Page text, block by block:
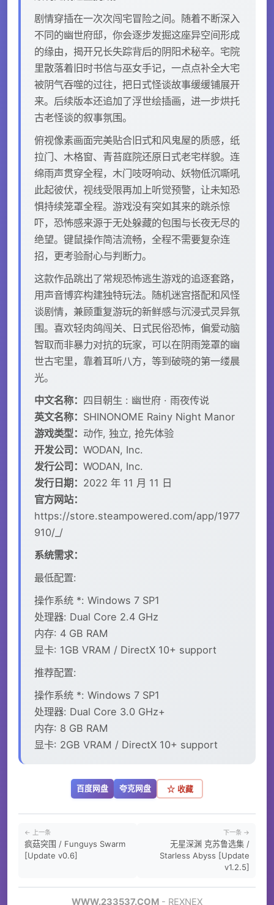
剧情穿插在一次次闯宅冒险之间。随着不断深入
不同的幽世府邸，你会逐步发掘这座异空间形成
的缘由，揭开兄长失踪背后的阴阳术秘辛。宅院
里散落着旧时书信与巫女手记，一点点补全大宅
被阴气吞噬的过往，把日式怪谈故事缓缓铺展开
来。后续版本还追加了浮世绘插画，进一步烘托
古老怪谈的叙事氛围。
俯视像素画面完美贴合旧式和风鬼屋的质感，纸
拉门、木格窗、青苔庭院还原日式老宅样貌。连
绵雨声贯穿全程，木门吱呀响动、妖物低沉嘶吼
此起彼伏，视线受限再加上听觉预警，让未知恐
惧持续笼罩全程。游戏没有突如其来的跳杀惊
吓，恐怖感来源于无处躲藏的包围与长夜无尽的
绝望。键鼠操作简洁流畅，全程不需要复杂连
招，更考验耐心与判断力。
这款作品跳出了常规恐怖逃生游戏的追逐套路，
用声音博弈构建独特玩法。随机迷宫搭配和风怪
谈剧情，兼顾重复游玩的新鲜感与沉浸式灵异氛
围。喜欢轻肉鸽闯关、日式民俗恐怖，偏爱动脑
智取而非暴力对抗的玩家，可以在阴雨笼罩的幽
世古宅里，靠着耳听八方，等到破晓的第一缕晨
光。
中文名称： 四目朝生 : 幽世府 · 雨夜传说
英文名称： SHINONOME Rainy Night Manor
游戏类型： 动作, 独立, 抢先体验
开发公司： WODAN, Inc.
发行公司： WODAN, Inc.
发行日期： 2022 年 11 月 11 日
官方网站：
https://store.steampowered.com/app/1977
910/_/
系统需求：
最低配置:
操作系统 *: Windows 7 SP1
处理器: Dual Core 2.4 GHz
内存: 4 GB RAM
显卡: 1GB VRAM / DirectX 10+ support
推荐配置:
操作系统 *: Windows 7 SP1
处理器: Dual Core 3.0 GHz+
内存: 8 GB RAM
显卡: 2GB VRAM / DirectX 10+ support
百度网盘 夸克网盘 ☆ 收藏
← 上一条
疯菇突围 / Funguys Swarm
[Update v0.6]
下一条 →
无星深渊 克苏鲁选集 /
Starless Abyss [Update
v1.2.5]
WWW.233537.COM - REXNEX